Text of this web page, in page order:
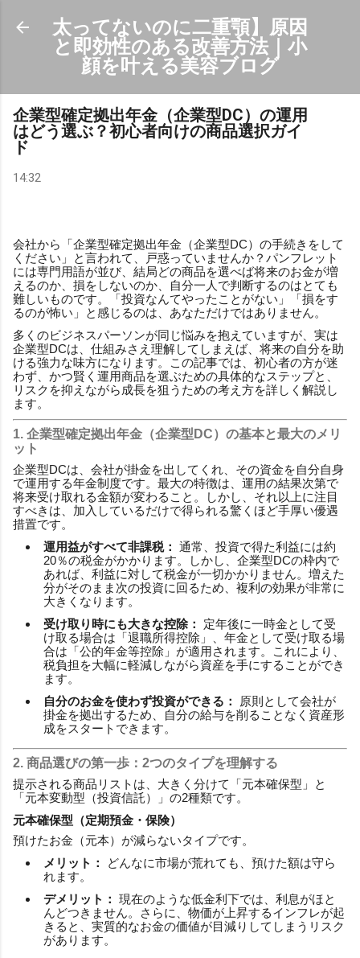
スキップしてメイン コンテンツに移動
太ってないのに二重顎】原因
と即効性のある改善方法｜小
顔を叶える美容ブログ
企業型確定拠出年金（企業型DC）の運用
はどう選ぶ？初心者向けの商品選択ガイ
ド
14:32
会社から「企業型確定拠出年金（企業型DC）の手続きをして
ください」と言われて、戸惑っていませんか？パンフレット
には専門用語が並び、結局どの商品を選べば将来のお金が増
えるのか、損をしないのか、自分一人で判断するのはとても
難しいものです。「投資なんてやったことがない」「損をす
るのが怖い」と感じるのは、あなただけではありません。
多くのビジネスパーソンが同じ悩みを抱えていますが、実は
企業型DCは、仕組みさえ理解してしまえば、将来の自分を助
ける強力な味方になります。この記事では、初心者の方が迷
わず、かつ賢く運用商品を選ぶための具体的なステップと、
リスクを抑えながら成長を狙うための考え方を詳しく解説し
ます。
1. 企業型確定拠出年金（企業型DC）の基本と最大のメリ
ット
企業型DCは、会社が掛金を出してくれ、その資金を自分自身
で運用する年金制度です。最大の特徴は、運用の結果次第で
将来受け取れる金額が変わること。しかし、それ以上に注目
すべきは、加入しているだけで得られる驚くほど手厚い優遇
措置です。
運用益がすべて非課税： 通常、投資で得た利益には約
20％の税金がかかります。しかし、企業型DCの枠内で
あれば、利益に対して税金が一切かかりません。増えた
分がそのまま次の投資に回るため、複利の効果が非常に
大きくなります。
受け取り時にも大きな控除：
定年後に一時金として受
け取る場合は「退職所得控除」、年金として受け取る場
合は「公的年金等控除」が適用されます。これにより、
税負担を大幅に軽減しながら資産を手にすることができ
ます。
自分のお金を使わず投資ができる：
原則として会社が
掛金を拠出するため、自分の給与を削ることなく資産形
成をスタートできます。
2. 商品選びの第一歩：2つのタイプを理解する
提示される商品リストは、大きく分けて「元本確保型」と
「元本変動型（投資信託）」の2種類です。
元本確保型（定期預金・保険）
預けたお金（元本）が減らないタイプです。
メリット：
どんなに市場が荒れても、預けた額は守ら
れます。
デメリット： 現在のような低金利下では、利息がほと
んどつきません。さらに、物価が上昇するインフレが起
きると、実質的なお金の価値が目減りしてしまうリスク
があります。